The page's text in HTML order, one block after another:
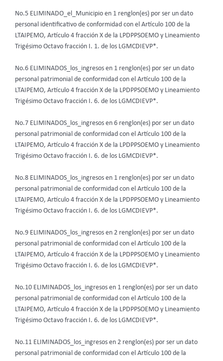
No.5 ELIMINADO_el_Municipio en 1 renglon(es) por ser un dato
personal identificativo de conformidad con el Artículo 100 de la
LTAIPEMO, Artículo 4 fracción X de la LPDPPSOEMO y Lineamiento
Trigésimo Octavo fracción I. 1. de los LGMCDIEVP*.
No.6 ELIMINADOS_los_ingresos en 1 renglon(es) por ser un dato
personal patrimonial de conformidad con el Artículo 100 de la
LTAIPEMO, Artículo 4 fracción X de la LPDPPSOEMO y Lineamiento
Trigésimo Octavo fracción I. 6. de los LGMCDIEVP*.
No.7 ELIMINADOS_los_ingresos en 6 renglon(es) por ser un dato
personal patrimonial de conformidad con el Artículo 100 de la
LTAIPEMO, Artículo 4 fracción X de la LPDPPSOEMO y Lineamiento
Trigésimo Octavo fracción I. 6. de los LGMCDIEVP*.
No.8 ELIMINADOS_los_ingresos en 1 renglon(es) por ser un dato
personal patrimonial de conformidad con el Artículo 100 de la
LTAIPEMO, Artículo 4 fracción X de la LPDPPSOEMO y Lineamiento
Trigésimo Octavo fracción I. 6. de los LGMCDIEVP*.
No.9 ELIMINADOS_los_ingresos en 2 renglon(es) por ser un dato
personal patrimonial de conformidad con el Artículo 100 de la
LTAIPEMO, Artículo 4 fracción X de la LPDPPSOEMO y Lineamiento
Trigésimo Octavo fracción I. 6. de los LGMCDIEVP*.
No.10 ELIMINADOS_los_ingresos en 1 renglon(es) por ser un dato
personal patrimonial de conformidad con el Artículo 100 de la
LTAIPEMO, Artículo 4 fracción X de la LPDPPSOEMO y Lineamiento
Trigésimo Octavo fracción I. 6. de los LGMCDIEVP*.
No.11 ELIMINADOS_los_ingresos en 2 renglon(es) por ser un dato
personal patrimonial de conformidad con el Artículo 100 de la